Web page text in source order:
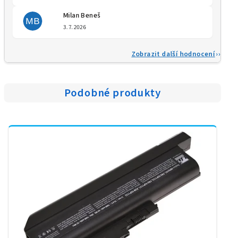
MB
Milan Beneš
3.7.2026
Zobrazit další hodnocení
Podobné produkty